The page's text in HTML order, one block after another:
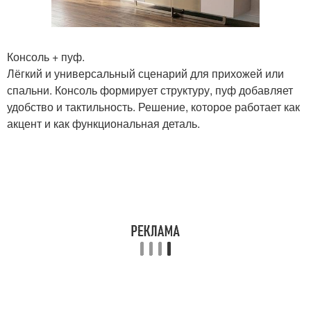
Консоль + пуф.
Лёгкий и универсальный сценарий для прихожей или
спальни. Консоль формирует структуру, пуф добавляет
удобство и тактильность. Решение, которое работает как
акцент и как функциональная деталь.